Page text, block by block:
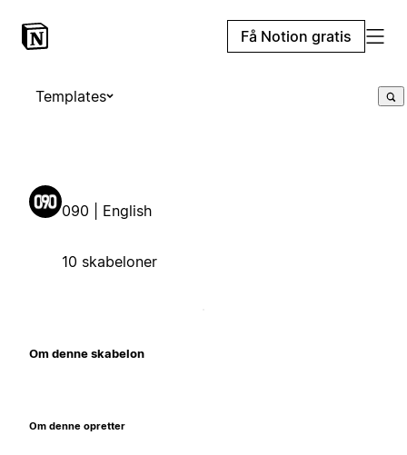
Få Notion gratis
Templates
090 | English
10 skabeloner
Om denne skabelon
Om denne opretter